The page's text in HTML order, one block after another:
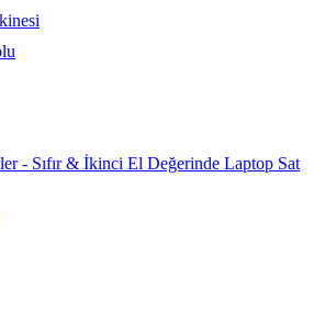
- Sıfır & İkinci El Değerinde Laptop Sat